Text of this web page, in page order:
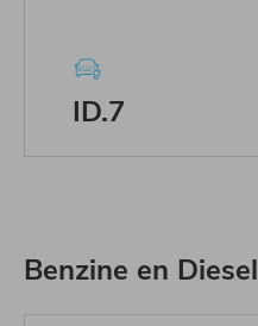
ID.7
Benzine en Diesel